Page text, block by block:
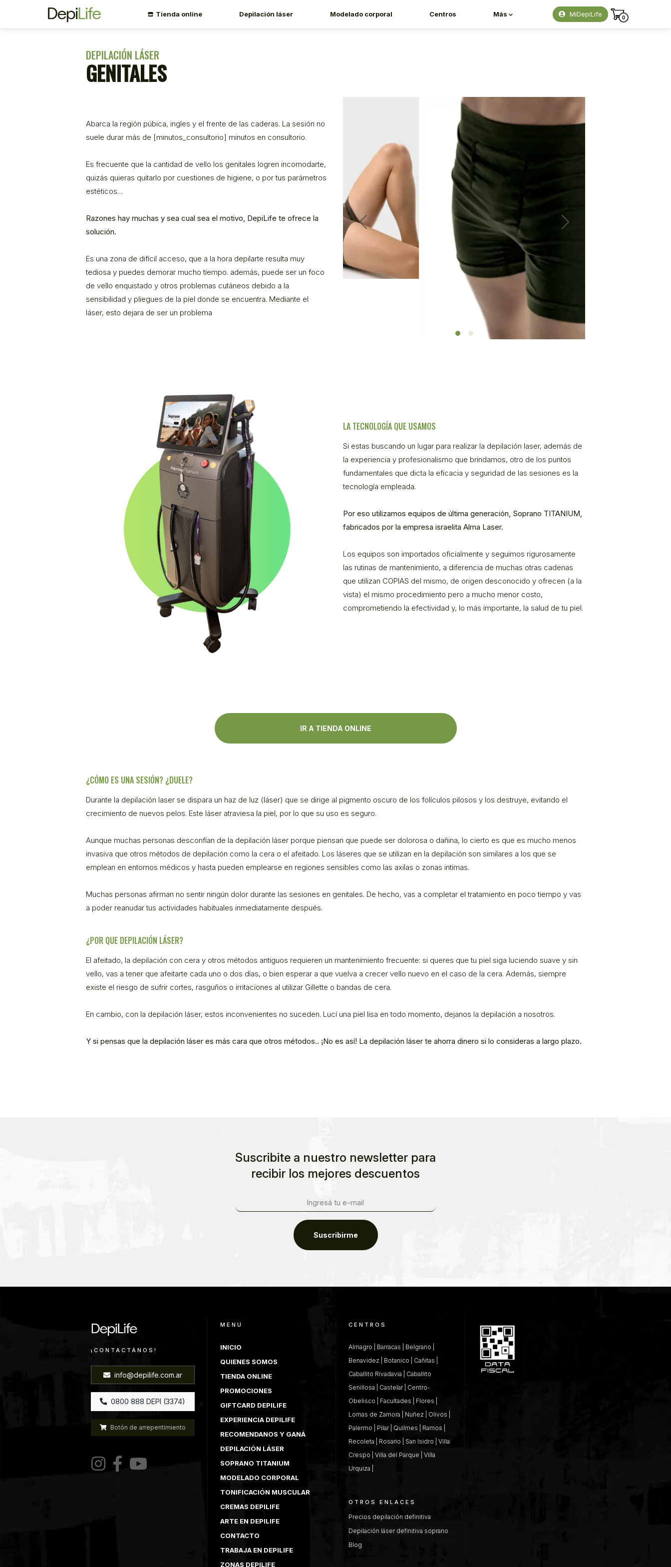
Tienda online Depilación láser Modelado corporal Centros Más MiDepiLife 0
DEPILACIÓN LÁSER
GENITALES
Abarca la región púbica, ingles y el frente de las caderas. La sesión no
suele durar más de [minutos_consultorio] minutos en consultorio.
Es frecuente que la cantidad de vello los genitales logren incomodarte,
quizás quieras quitarlo por cuestiones de higiene, o por tus parámetros
estéticos…
Razones hay muchas y sea cual sea el motivo, DepiLife te ofrece la
solución.
Es una zona de difícil acceso, que a la hora depilarte resulta muy
tediosa y puedes demorar mucho tiempo. además, puede ser un foco
de vello enquistado y otros problemas cutáneos debido a la
sensibilidad y pliegues de la piel donde se encuentra. Mediante el
láser, esto dejara de ser un problema
LA TECNOLOGÍA QUE USAMOS
Si estas buscando un lugar para realizar la depilación laser, además de
la experiencia y profesionalismo que brindamos, otro de los puntos
fundamentales que dicta la eficacia y seguridad de las sesiones es la
tecnología empleada.
Por eso utilizamos equipos de última generación, Soprano TITANIUM,
fabricados por la empresa israelita Alma Laser.
Los equipos son importados oficialmente y seguimos rigurosamente
las rutinas de mantenimiento, a diferencia de muchas otras cadenas
que utilizan COPIAS del mismo, de origen desconocido y ofrecen (a la
vista) el mismo procedimiento pero a mucho menor costo,
comprometiendo la efectividad y, lo más importante, la salud de tu piel.
IR A TIENDA ONLINE
¿CÓMO ES UNA SESIÓN? ¿DUELE?
Durante la depilación laser se dispara un haz de luz (láser) que se dirige al pigmento oscuro de los folículos pilosos y los destruye, evitando el
crecimiento de nuevos pelos. Este láser atraviesa la piel, por lo que su uso es seguro.
Aunque muchas personas desconfían de la depilación láser porque piensan que puede ser dolorosa o dañina, lo cierto es que es mucho menos
invasiva que otros métodos de depilación como la cera o el afeitado. Los láseres que se utilizan en la depilación son similares a los que se
emplean en entornos médicos y hasta pueden emplearse en regiones sensibles como las axilas o zonas intimas.
Muchas personas afirman no sentir ningún dolor durante las sesiones en genitales. De hecho, vas a completar el tratamiento en poco tiempo y vas
a poder reanudar tus actividades habituales inmediatamente después.
¿POR QUE DEPILACIÓN LÁSER?
El afeitado, la depilación con cera y otros métodos antiguos requieren un mantenimiento frecuente: si queres que tu piel siga luciendo suave y sin
vello, vas a tener que afeitarte cada uno o dos días, o bien esperar a que vuelva a crecer vello nuevo en el caso de la cera. Además, siempre
existe el riesgo de sufrir cortes, rasguños o irritaciones al utilizar Gillette o bandas de cera.
En cambio, con la depilación láser, estos inconvenientes no suceden. Lucí una piel lisa en todo momento, dejanos la depilación a nosotros.
Y si pensas que la depilación láser es más cara que otros métodos.. ¡No es así! La depilación láser te ahorra dinero si lo consideras a largo plazo.
Suscribite a nuestro newsletter para
recibir los mejores descuentos
Suscribirme
¡CONTACTÁNOS!
info@depilife.com.ar
0800 888 DEPI (3374)
Botón de arrepentimiento
MENU
INICIO
QUIENES SOMOS
TIENDA ONLINE
PROMOCIONES
GIFTCARD DEPILIFE
EXPERIENCIA DEPILIFE
RECOMENDANOS Y GANÁ
DEPILACIÓN LÁSER
SOPRANO TITANIUM
MODELADO CORPORAL
TONIFICACIÓN MUSCULAR
CREMAS DEPILIFE
ARTE EN DEPILIFE
CONTACTO
TRABAJA EN DEPILIFE
ZONAS DEPILIFE
CENTROS
Almagro Barracas Belgrano
Benavidez
Botanico Cañitas
Caballito Rivadavia
Caballito
Senillosa
Castelar| Centro-
Obelisco
Facultades Flores
Lomas de Zamora
Nuñez Olivos
Palermo
Pilar| Quilmes Ramos
Recoleta
Rosario San Isidro
Villa
Crespo
Villa del Parque
Villa
Urquiza
OTROS ENLACES
Precios depilación definitiva
Depilación láser definitiva soprano
Blog